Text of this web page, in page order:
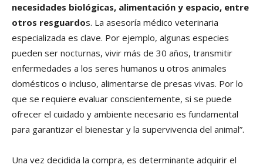
necesidades biológicas, alimentación y espacio, entre
otros resguardos. La asesoría médico veterinaria
especializada es clave. Por ejemplo, algunas especies
pueden ser nocturnas, vivir más de 30 años, transmitir
enfermedades a los seres humanos u otros animales
domésticos o incluso, alimentarse de presas vivas. Por lo
que se requiere evaluar conscientemente, si se puede
ofrecer el cuidado y ambiente necesario es fundamental
para garantizar el bienestar y la supervivencia del animal”.
Una vez decidida la compra, es determinante adquirir el